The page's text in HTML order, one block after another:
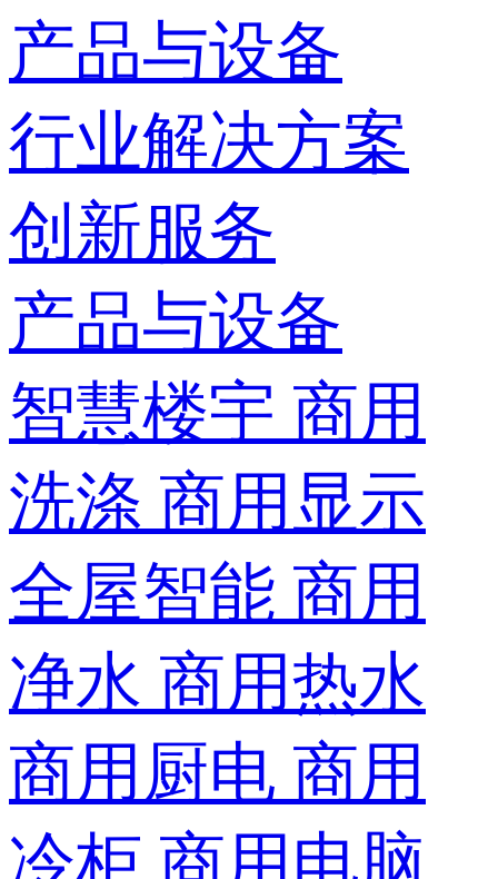
产品与设备
行业解决方案
创新服务
产品与设备
智慧楼宇 商用
洗涤 商用显示
全屋智能 商用
净水 商用热水
商用厨电 商用
冷柜 商用电脑